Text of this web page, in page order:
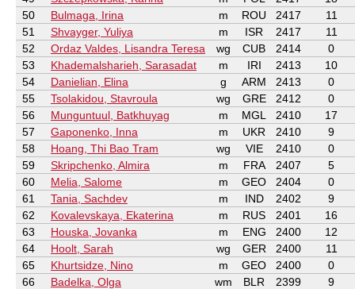
50
Bulmaga, Irina m ROU 2417
11
51
Shvayger, Yuliya m ISR 2417
11
52
Ordaz Valdes, Lisandra Teresa wg CUB 2414
0
53
Khademalsharieh, Sarasadat m IRI 2413
10
54
Danielian, Elina g ARM 2413
0
55
Tsolakidou, Stavroula wg GRE 2412
0
56
Munguntuul, Batkhuyag m MGL 2410
17
57
Gaponenko, Inna m UKR 2410
9
58
Hoang, Thi Bao Tram wg VIE 2410
0
59
Skripchenko, Almira m FRA 2407
5
60
Melia, Salome m GEO 2404
0
61
Tania, Sachdev m IND 2402
9
62
Kovalevskaya, Ekaterina m RUS 2401
16
63
Houska, Jovanka m ENG 2400
12
64
Hoolt, Sarah wg GER 2400
11
65
Khurtsidze, Nino m GEO 2400
0
66
Badelka, Olga wm BLR 2399
9